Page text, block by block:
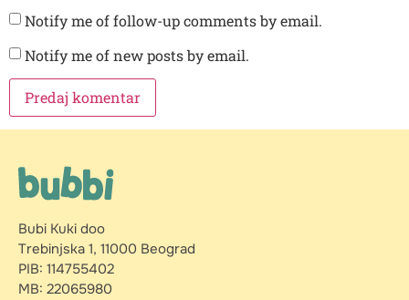
Notify me of follow-up comments by email.
Notify me of new posts by email.
Bubi Kuki doo
Trebinjska 1, 11000 Beograd
PIB: 114755402
MB: 22065980